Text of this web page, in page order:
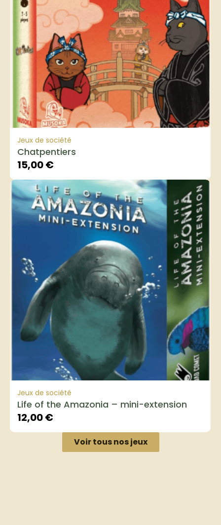
Jeux de société
Chatpentiers
15,00€
Jeux de société
Life of the Amazonia – mini-extension
12,00€
Voir tous nos jeux